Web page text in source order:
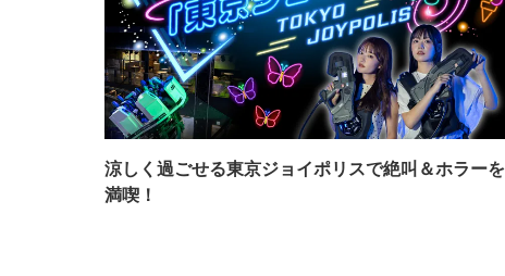
涼しく過ごせる東京ジョイポリスで絶叫＆ホラーを
満喫！